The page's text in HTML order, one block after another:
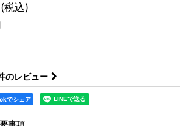
(税込)
のレビュー
でシェア